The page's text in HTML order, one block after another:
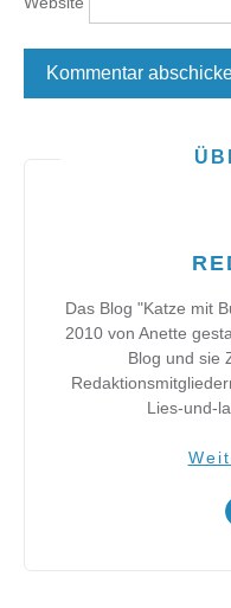
Das Blog "Katze mit
2010 von Anette
Blog und sie
Lies-und-